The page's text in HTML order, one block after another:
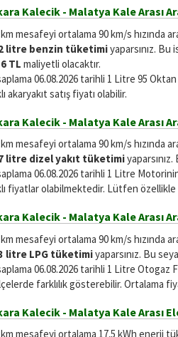
Kalecik - Malatya Kale Arası
mesafeyi ortalama 90 km/s hızında
litre benzin tüketimiyaparsınız.
TL maliyetli olacaktır.
06.08.2026 tarihli 1 Litre 95 Oktan
akaryakıt satış fiyatı olabilir.
Kalecik - Malatya Kale Arası
mesafeyi ortalama 90 km/s hızında
litre dizel yakıt tüketimi
06.08.2026 tarihli 1 Litre Motorinin
fiyatlar olabilmektedir. Lütfen özellikle
Kalecik - Malatya Kale Arası
mesafeyi ortalama 90 km/s hızında
litre LPG tüketimiyaparsınız. Bu
06.08.2026 tarihli 1 Litre Otogaz
farklılık gösterebilir. Ortalama
Kalecik - Malatya Kale Arası
mesafeyi ortalama 17.5 kWh enerji